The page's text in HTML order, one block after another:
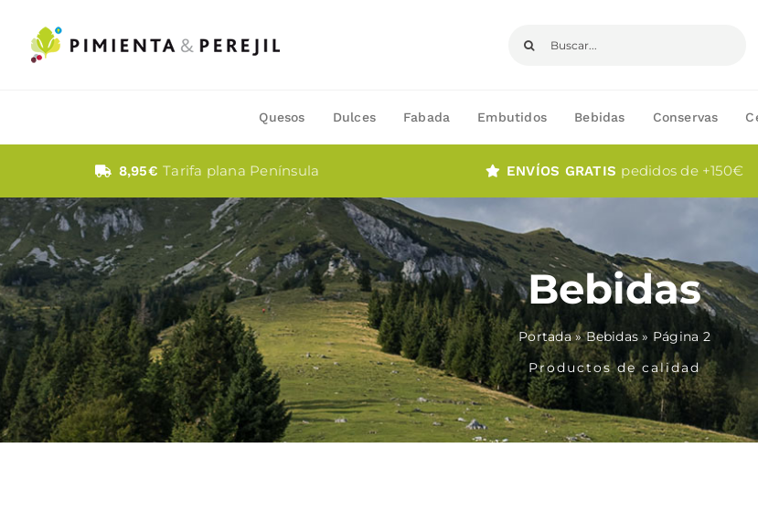
contenido
Quesos Dulces Fabada Embutidos Bebidas Conservas
8,95€Tarifa plana Península ENVÍOS GRATIS pedidos de +150€
Bebidas
Portada»Bebidas » Página 2
Productos de calidad